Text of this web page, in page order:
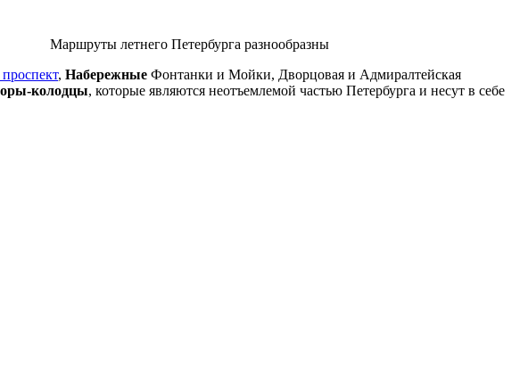
Маршруты летнего Петербурга разнообразны
, Набережные Фонтанки и Мойки, Дворцовая и Адмиралтейская
колодцы, которые являются неотъемлемой частью Петербурга и несут в себе